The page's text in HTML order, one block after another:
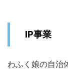
IP事業
わふく娘の自治